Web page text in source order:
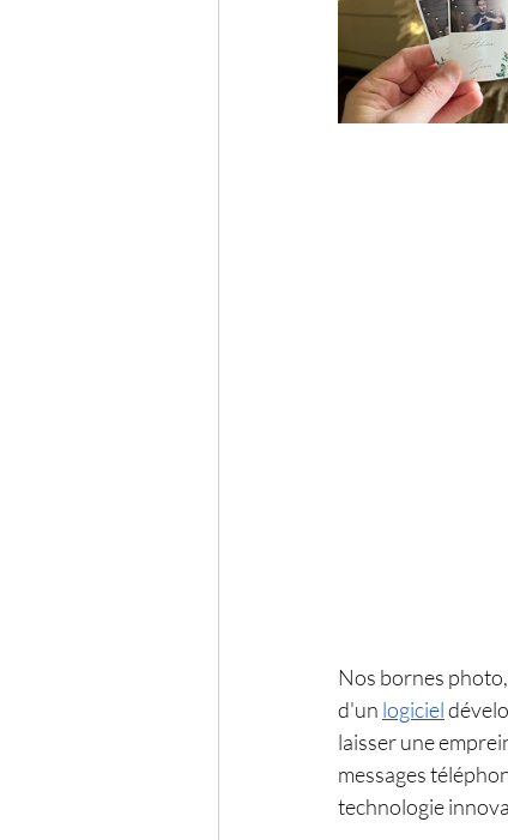
Nos bornes
d'un logiciel
laisser une
messages
technologie